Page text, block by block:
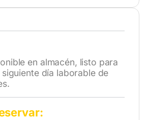
en almacén, listo para
día laborable de